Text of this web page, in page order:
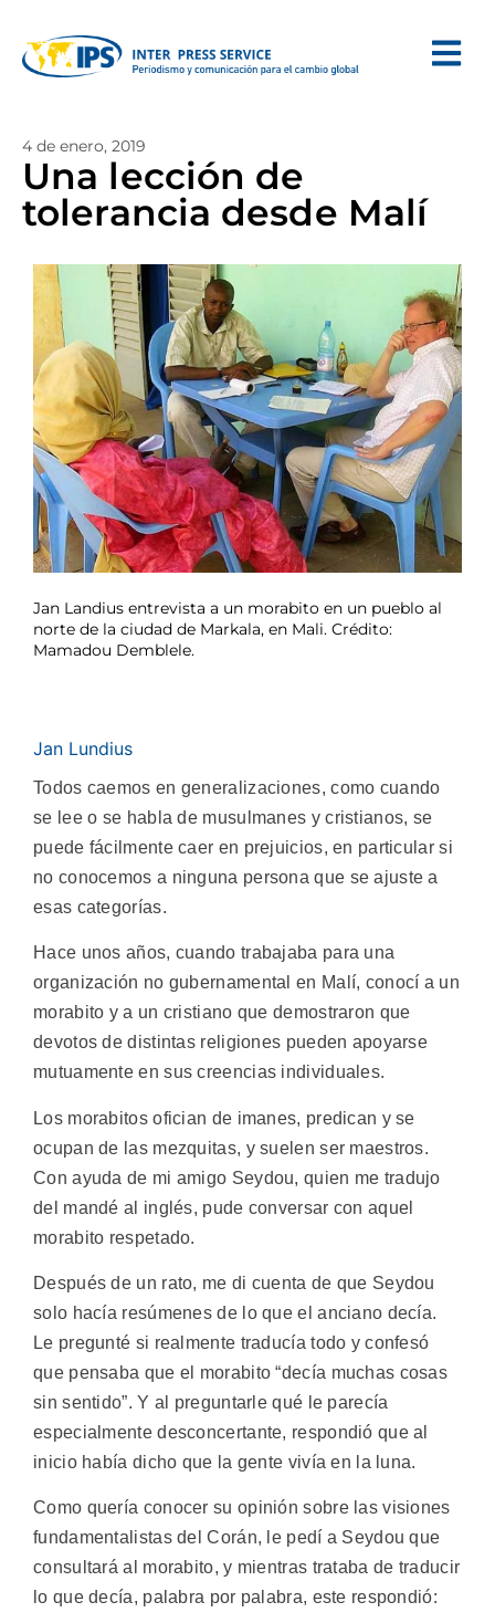
4 de enero, 2019
Una lección de
tolerancia desde Malí
Jan Landius entrevista a un morabito en un pueblo al
norte de la ciudad de Markala, en Mali. Crédito:
Mamadou Demblele.
Jan Lundius
Todos caemos en generalizaciones, como cuando
se lee o se habla de musulmanes y cristianos, se
puede fácilmente caer en prejuicios, en particular si
no conocemos a ninguna persona que se ajuste a
esas categorías.
Hace unos años, cuando trabajaba para una
organización no gubernamental en Malí, conocí a un
morabito y a un cristiano que demostraron que
devotos de distintas religiones pueden apoyarse
mutuamente en sus creencias individuales.
Los morabitos ofician de imanes, predican y se
ocupan de las mezquitas, y suelen ser maestros.
Con ayuda de mi amigo Seydou, quien me tradujo
del mandé al inglés, pude conversar con aquel
morabito respetado.
Después de un rato, me di cuenta de que Seydou
solo hacía resúmenes de lo que el anciano decía.
Le pregunté si realmente traducía todo y confesó
que pensaba que el morabito “decía muchas cosas
sin sentido”. Y al preguntarle qué le parecía
especialmente desconcertante, respondió que al
inicio había dicho que la gente vivía en la luna.
Como quería conocer su opinión sobre las visiones
fundamentalistas del Corán, le pedí a Seydou que
consultará al morabito, y mientras trataba de traducir
lo que decía, palabra por palabra, este respondió: